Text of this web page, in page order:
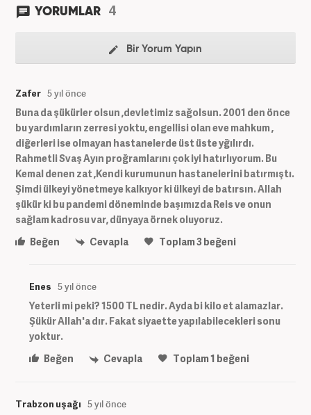
YORUMLAR 4
Bir Yorum Yapın
Zafer 5 yıl önce
Buna da şükürler olsun ,devletimiz sağolsun. 2001 den önce
bu yardımların zerresi yoktu, engellisi olan eve mahkum ,
diğerleri ise olmayan hastanelerde üst üste yğılırdı.
Rahmetli Svaş Ayın proğramlarını çok iyi hatırlıyorum. Bu
Kemal denen zat ,Kendi kurumunun hastanelerini batırmıştı.
Şimdi ülkeyi yönetmeye kalkıyor ki ülkeyi de batırsın. Allah
şükür ki bu pandemi döneminde başımızda Reis ve onun
sağlam kadrosu var, dünyaya örnek oluyoruz.
Beğen
Cevapla Toplam3beğeni
Enes 5 yıl önce
Yeterli mi peki? 1500 TL nedir. Ayda bi kilo et alamazlar.
Şükür Allah'a dır. Fakat siyaette yapılabilecekleri sonu
yoktur.
Beğen
Cevapla Toplam1 beğeni
Trabzon uşağı 5 yıl önce